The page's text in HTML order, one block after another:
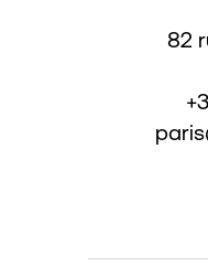
82